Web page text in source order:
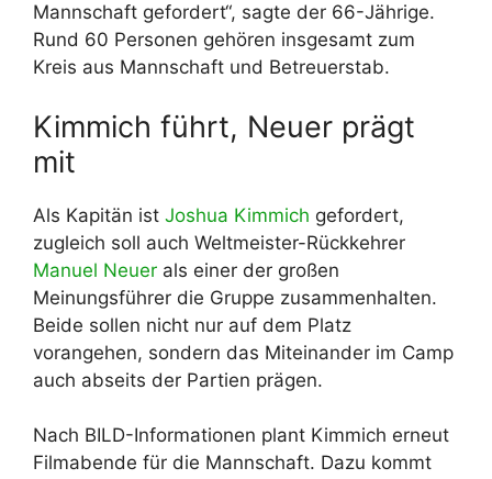
Mannschaft gefordert“, sagte der 66-Jährige.
Rund 60 Personen gehören insgesamt zum
Kreis aus Mannschaft und Betreuerstab.
Kimmich führt, Neuer prägt
mit
Als Kapitän ist Joshua Kimmich gefordert,
zugleich soll auch Weltmeister-Rückkehrer
Manuel Neuer als einer der großen
Meinungsführer die Gruppe zusammenhalten.
Beide sollen nicht nur auf dem Platz
vorangehen, sondern das Miteinander im Camp
auch abseits der Partien prägen.
Nach BILD-Informationen plant Kimmich erneut
Filmabende für die Mannschaft. Dazu kommt